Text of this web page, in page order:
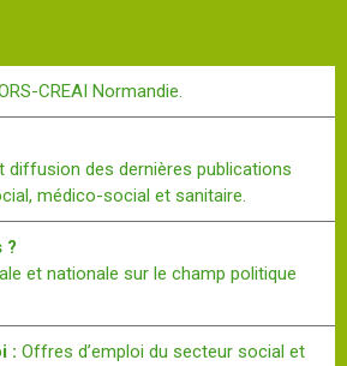
CREAI Normandie.
diffusion des dernières publications
médico-social et sanitaire.
?
et nationale sur le champ politique
: Offres d’emploi du secteur social et